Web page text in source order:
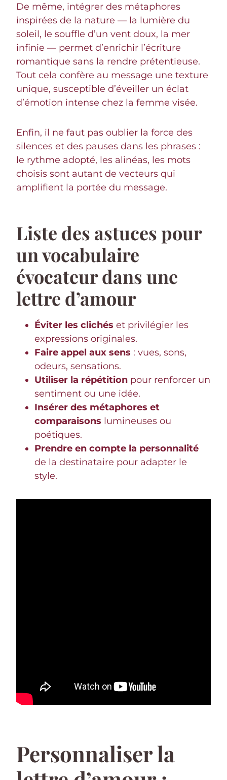
De même, intégrer des métaphores
inspirées de la nature — la lumière du
soleil, le souffle d’un vent doux, la mer
infinie — permet d’enrichir l’écriture
romantique sans la rendre prétentieuse.
Tout cela confère au message une texture
unique, susceptible d’éveiller un éclat
d’émotion intense chez la femme visée.
Enfin, il ne faut pas oublier la force des
silences et des pauses dans les phrases :
le rythme adopté, les alinéas, les mots
choisis sont autant de vecteurs qui
amplifient la portée du message.
Liste des astuces pour
un vocabulaire
évocateur dans une
lettre d’amour
Éviter les clichés et privilégier les
expressions originales.
Faire appel aux sens : vues, sons,
odeurs, sensations.
Utiliser la répétition pour renforcer un
sentiment ou une idée.
Insérer des métaphores et
comparaisons lumineuses ou
poétiques.
Prendre en compte la personnalité
de la destinataire pour adapter le
style.
Personnaliser la